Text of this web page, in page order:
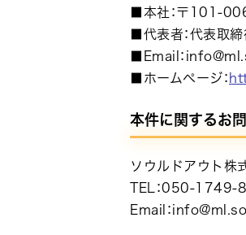
■本社：〒101-
■代表者：代表取
■Email：
■ホームページ：
本件に関するお
ソウルドアウト株
TEL：050-1749-
Email：